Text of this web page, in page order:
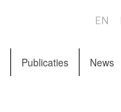
Publicaties News
EN